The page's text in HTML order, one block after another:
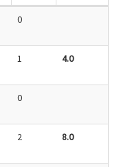
0
1 4.0
0
2 8.0